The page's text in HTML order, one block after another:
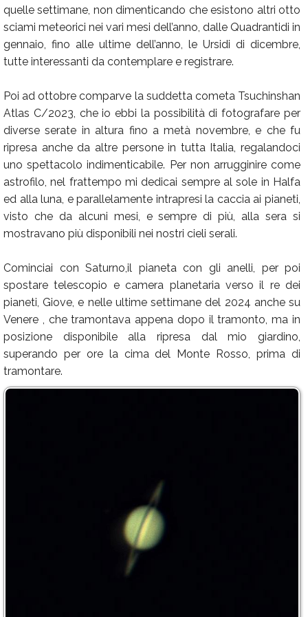
quelle settimane, non dimenticando che esistono altri otto
sciami meteorici nei vari mesi dell’anno, dalle Quadrantidi in
gennaio, fino alle ultime dell’anno, le Ursidi di dicembre,
tutte interessanti da contemplare e registrare.
Poi ad ottobre comparve la suddetta cometa Tsuchinshan
Atlas C/2023, che io ebbi la possibilità di fotografare per
diverse serate in altura fino a metà novembre, e che fu
ripresa anche da altre persone in tutta Italia, regalandoci
uno spettacolo indimenticabile. Per non arrugginire come
astrofilo, nel frattempo mi dedicai sempre al sole in Halfa
ed alla luna, e parallelamente intrapresi la caccia ai pianeti,
visto che da alcuni mesi, e sempre di più, alla sera si
mostravano più disponibili nei nostri cieli serali.
Cominciai con Saturno,il pianeta con gli anelli, per poi
spostare telescopio e camera planetaria verso il re dei
pianeti, Giove, e nelle ultime settimane del 2024 anche su
Venere , che tramontava appena dopo il tramonto, ma in
posizione disponibile alla ripresa dal mio giardino,
superando per ore la cima del Monte Rosso, prima di
tramontare.